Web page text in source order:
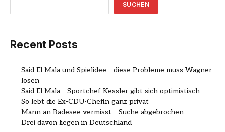
SUCHEN
Recent Posts
Said El Mala und Spielidee – diese Probleme muss Wagner
lösen
Said El Mala – Sportchef Kessler gibt sich optimistisch
So lebt die Ex-CDU-Chefin ganz privat
Mann an Badesee vermisst – Suche abgebrochen
Drei davon liegen in Deutschland